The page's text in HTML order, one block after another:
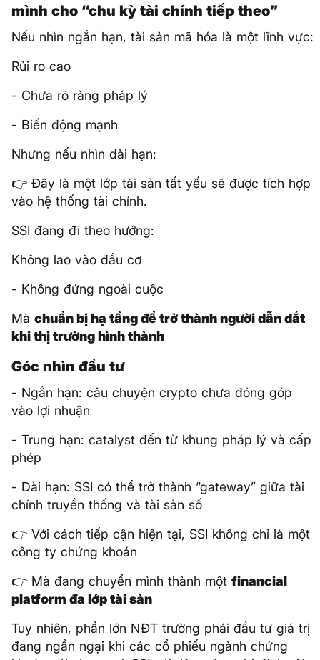
mình cho “chu kỳ tài chính tiếp theo”
Nếu nhìn ngắn hạn, tài sản mã hóa là một lĩnh vực:
Rủi ro cao
- Chưa rõ ràng pháp lý
- Biến động mạnh
Nhưng nếu nhìn dài hạn:
👉 Đây là một lớp tài sản tất yếu sẽ được tích hợp
vào hệ thống tài chính.
SSI đang đi theo hướng:
Không lao vào đầu cơ
- Không đứng ngoài cuộc
Mà chuẩn bị hạ tầng để trở thành người dẫn dắt
khi thị trường hình thành
Góc nhìn đầu tư
- Ngắn hạn: câu chuyện crypto chưa đóng góp
vào lợi nhuận
- Trung hạn: catalyst đến từ khung pháp lý và cấp
phép
- Dài hạn: SSI có thể trở thành “gateway” giữa tài
chính truyền thống và tài sản số
👉 Với cách tiếp cận hiện tại, SSI không chỉ là một
công ty chứng khoán
👉 Mà đang chuyển mình thành một financial
platform đa lớp tài sản
Tuy nhiên, phần lớn NĐT trường phái đầu tư giá trị
đang ngần ngại khi các cổ phiếu ngành chứng